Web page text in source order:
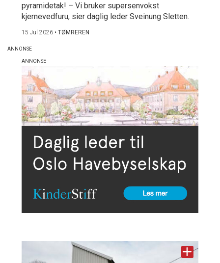
pyramidetak! – Vi bruker supersenvokst
kjernevedfuru, sier daglig leder Sveinung Sletten.
15 Jul 2026 • TØMREREN